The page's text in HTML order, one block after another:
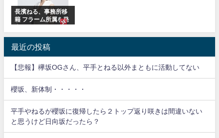
長濱ねる、事務所移
籍 フラーム所属を発
最近の投稿
【悲報】欅坂OGさん、平手とねる以外まともに活動してない
櫻坂、新体制・・・・・
平手やねるが櫻坂に復帰したら２トップ返り咲きは間違いない
と思うけど日向坂だったら？